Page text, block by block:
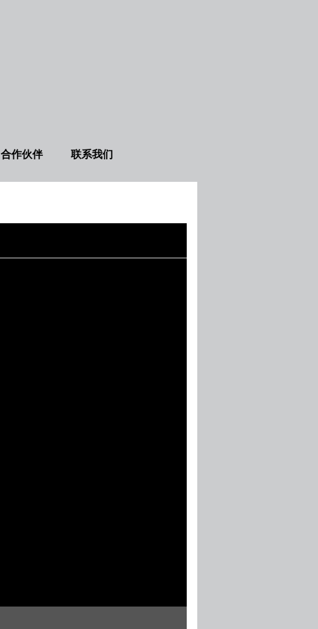
合作伙伴 联系我们